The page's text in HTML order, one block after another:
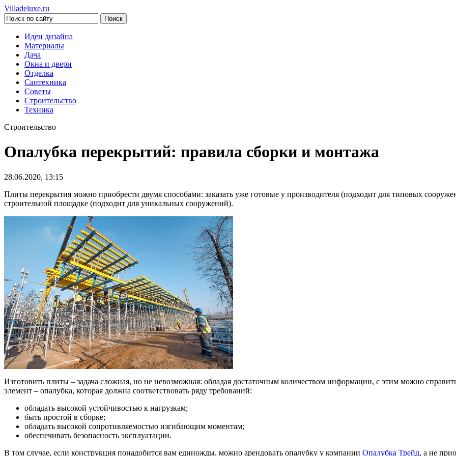
Villadeluxe.ru
Идеи дизайна
Материалы
Дача
Окна и двери
Отделка
Сантехника
Советы
Строительство
Техника
Строительство
Опалубка перекрытий: правила сборки и монтажа
28.06.2020, 13:15
Плиты перекрытия можно приобрести двумя способами: заказать уже готовые у производителя (подходит для типовых
строительной площадке (подходит для уникальных сооружений).
Изготовить плиты – задача сложная, но не невозможная: обладая достаточным количеством информации, с этим можно
элемент – опалубка, которая должна соответствовать ряду требований:
обладать высокой устойчивостью к нагрузкам;
быть простой в сборке;
обладать высокой сопротивляемостью изгибающим моментам;
обеспечивать безопасность эксплуатации.
В том случае, если конструкция понадобится вам единожды, можно арендовать опалубку у компании Опалубка Трейд, а не